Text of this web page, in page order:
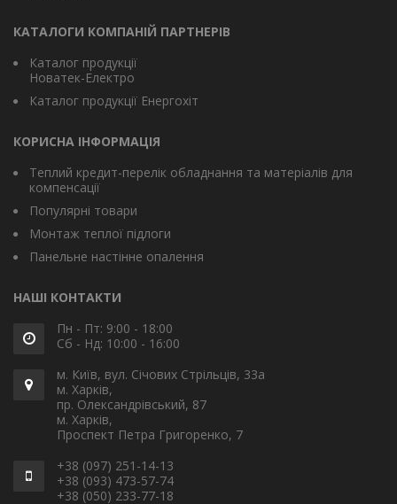
КАТАЛОГИ КОМПАНІЙ ПАРТНЕРІВ
Каталог продукції
Новатек-Електро
Каталог продукції Енергохіт
КОРИСНА ІНФОРМАЦІЯ
Теплий кредит-перелік обладнання та матеріалів для
компенсації
Популярні товари
Монтаж теплої підлоги
Панельне настінне опалення
НАШІ КОНТАКТИ
Пн - Пт: 9:00 - 18:00
Сб - Нд: 10:00 - 16:00
м. Київ, вул. Січових Стрільців, 33а
м. Харків,
пр. Олександрівський, 87
м. Харків,
Проспект Петра Григоренко, 7
+38 (097) 251-14-13
+38 (093) 473-57-74
+38 (050) 233-77-18